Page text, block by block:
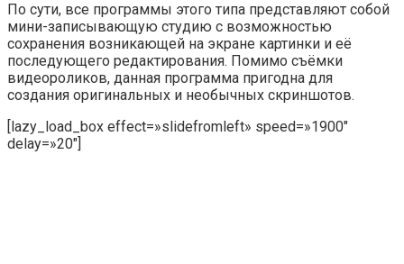
По сути, все программы этого типа представляют собой
мини-записывающую студию с возможностью
сохранения возникающей на экране картинки и её
последующего редактирования. Помимо съёмки
видеороликов, данная программа пригодна для
создания оригинальных и необычных скриншотов.
[lazy_load_box effect=»slidefromleft» speed=»1900″
delay=»20″]